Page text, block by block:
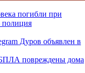
погибли при
полиция
Дуров объявлен в
повреждены дома